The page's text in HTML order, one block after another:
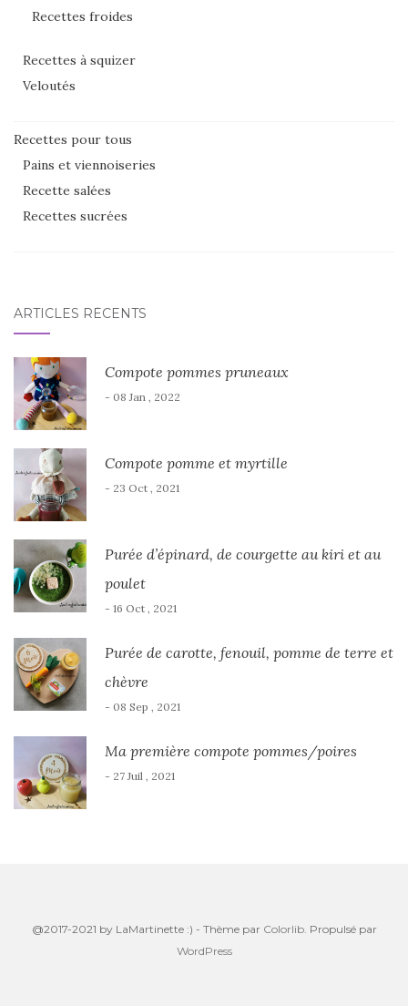
Recettes froides
Recettes à squizer
Veloutés
Recettes pour tous
Pains et viennoiseries
Recette salées
Recettes sucrées
ARTICLES RÉCENTS
Compote pommes pruneaux
- 08 Jan , 2022
Compote pomme et myrtille
- 23 Oct , 2021
Purée d’épinard, de courgette au kiri et au
poulet
- 16 Oct , 2021
Purée de carotte, fenouil, pomme de terre et
chèvre
- 08 Sep , 2021
Ma première compote pommes/poires
- 27 Juil , 2021
@2017-2021 by LaMartinette :) - Thème par Colorlib. Propulsé par
WordPress